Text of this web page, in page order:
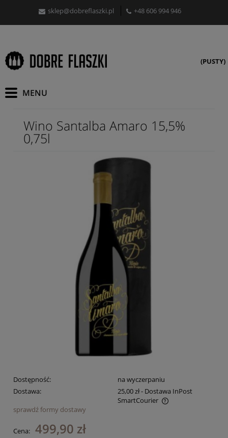
sklep@dobreflaszki.pl +48 606 994 946
(PUSTY)
Wino Santalba Amaro 15,5%
0,75l
Dostępność:
na wyczerpaniu
Dostawa:
25,00 zł- Dostawa InPost
SmartCourier
Cena nie zawiera ewentualnych kosztów płatności
sprawdź formy dostawy
Cena: 499,90 zł